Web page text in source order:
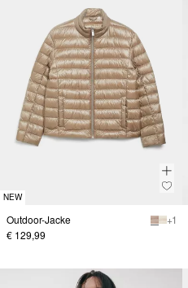
NEW
Outdoor-Jacke
+ 1
€ 129,99